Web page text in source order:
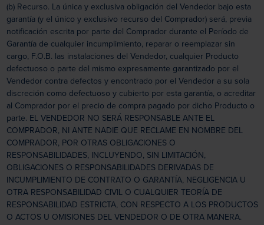
(b) Recurso. La única y exclusiva obligación del Vendedor bajo esta
garantía (y el único y exclusivo recurso del Comprador) será, previa
notificación escrita por parte del Comprador durante el Período de
Garantía de cualquier incumplimiento, reparar o reemplazar sin
cargo, F.O.B. las instalaciones del Vendedor, cualquier Producto
defectuoso o parte del mismo expresamente garantizado por el
Vendedor contra defectos y encontrado por el Vendedor a su sola
discreción como defectuoso y cubierto por esta garantía, o acreditar
al Comprador por el precio de compra pagado por dicho Producto o
parte. EL VENDEDOR NO SERÁ RESPONSABLE ANTE EL
COMPRADOR, NI ANTE NADIE QUE RECLAME EN NOMBRE DEL
COMPRADOR, POR OTRAS OBLIGACIONES O
RESPONSABILIDADES, INCLUYENDO, SIN LIMITACIÓN,
OBLIGACIONES O RESPONSABILIDADES DERIVADAS DE
INCUMPLIMIENTO DE CONTRATO O GARANTÍA, NEGLIGENCIA U
OTRA RESPONSABILIDAD CIVIL O CUALQUIER TEORÍA DE
RESPONSABILIDAD ESTRICTA, CON RESPECTO A LOS PRODUCTOS
O ACTOS U OMISIONES DEL VENDEDOR O DE OTRA MANERA.